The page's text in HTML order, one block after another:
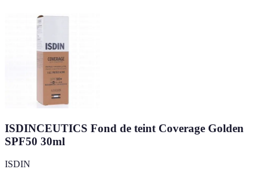
ISDINCEUTICS Fond de teint Coverage Golden
SPF50 30ml
ISDIN